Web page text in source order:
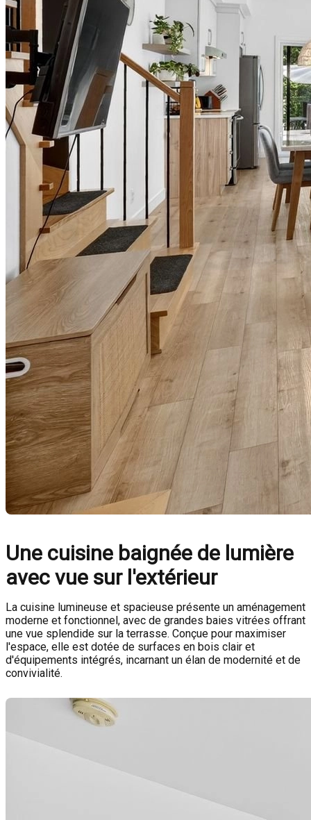
Une cuisine baignée de lumière
avec vue sur l'extérieur
La cuisine lumineuse et spacieuse présente un aménagement
moderne et fonctionnel, avec de grandes baies vitrées offrant
une vue splendide sur la terrasse. Conçue pour maximiser
l'espace, elle est dotée de surfaces en bois clair et
d'équipements intégrés, incarnant un élan de modernité et de
convivialité.